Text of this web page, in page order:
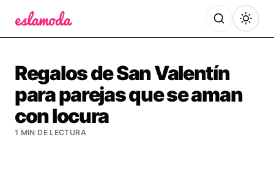
Regalos de San Valentín
para parejas que se aman
con locura
1 MIN DE LECTURA